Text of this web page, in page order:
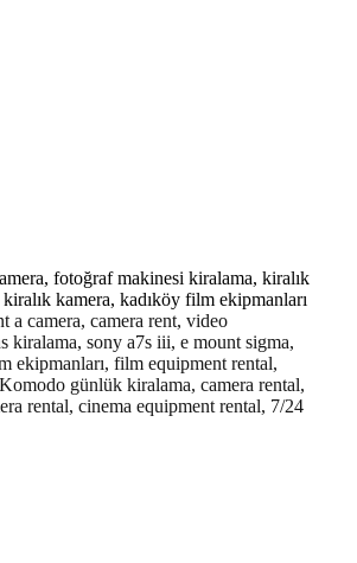
fotoğraf makinesi kiralama, kiralık
kamera, kadıköy film ekipmanları
a camera, camera rent, video
kiralama, sony a7s iii, e mount sigma,
ekipmanları, film equipment rental,
günlük kiralama, camera rental,
rental, cinema equipment rental, 7/24